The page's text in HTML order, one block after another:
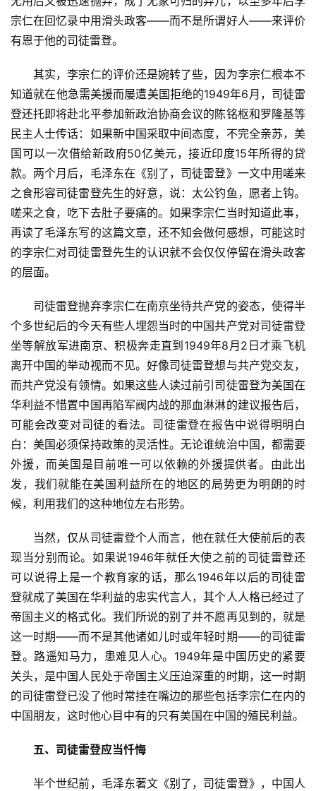
宗仁在回忆录中用滑头政客——而不是所谓好人——来评价
有恩于他的司徒雷登。
其实，李宗仁的评价还是婉转了些，因为李宗仁根本不
知道就在他急需美援而屡遭美国拒绝的1949年6月，司徒雷
登还托即将赴北平参加新政治协商会议的陈铭枢和罗隆基等
民主人士传话：如果新中国采取中间态度，不完全亲苏，美
国可以一次借给新政府50亿美元，接近印度15年所得的贷
款。两个月后，毛泽东在《别了，司徒雷登》一文中用嗟来
之食形容司徒雷登先生的好意，说：太公钓鱼，愿者上钩。
嗟来之食，吃下去肚子要痛的。如果李宗仁当时知道此事，
再读了毛泽东写的这篇文章，还不知会做何感想，可能这时
的李宗仁对司徒雷登先生的认识就不会仅仅停留在滑头政客
的层面。
司徒雷登抛弃李宗仁在南京坐待共产党的姿态，使得半
个多世纪后的今天有些人埋怨当时的中国共产党对司徒雷登
坐等解放军进南京、积极奔走直到1949年8月2日才乘飞机
离开中国的举动视而不见。好像司徒雷登想与共产党交友，
而共产党没有领情。如果这些人读过前引司徒雷登为美国在
华利益不惜置中国再陷军阀内战的那血淋淋的建议报告后，
可能会改变对司徒的看法。司徒雷登在报告中说得明明白
白：美国必须保持政策的灵活性。无论谁统治中国，都需要
外援，而美国是目前唯一可以依赖的外援提供者。由此出
发，我们就能在美国利益所在的地区的局势更为明朗的时
候，利用我们的这种地位左右形势。
当然，仅从司徒雷登个人而言，他在就任大使前后的表
现当分别而论。如果说1946年就任大使之前的司徒雷登还
可以说得上是一个教育家的话，那么1946年以后的司徒雷
登就成了美国在华利益的忠实代言人，其个人人格已经过了
帝国主义的格式化。我们所说的别了并不愿再见到的，就是
这一时期——而不是其他诸如儿时或年轻时期——的司徒雷
登。路遥知马力，患难见人心。1949年是中国历史的紧要
关头，是中国人民处于帝国主义压迫深重的时期，这一时期
的司徒雷登已没了他时常挂在嘴边的那些包括李宗仁在内的
中国朋友，这时他心目中有的只有美国在中国的殖民利益。
五、司徒雷登应当忏悔
半个世纪前，毛泽东著文《别了，司徒雷登》，中国人